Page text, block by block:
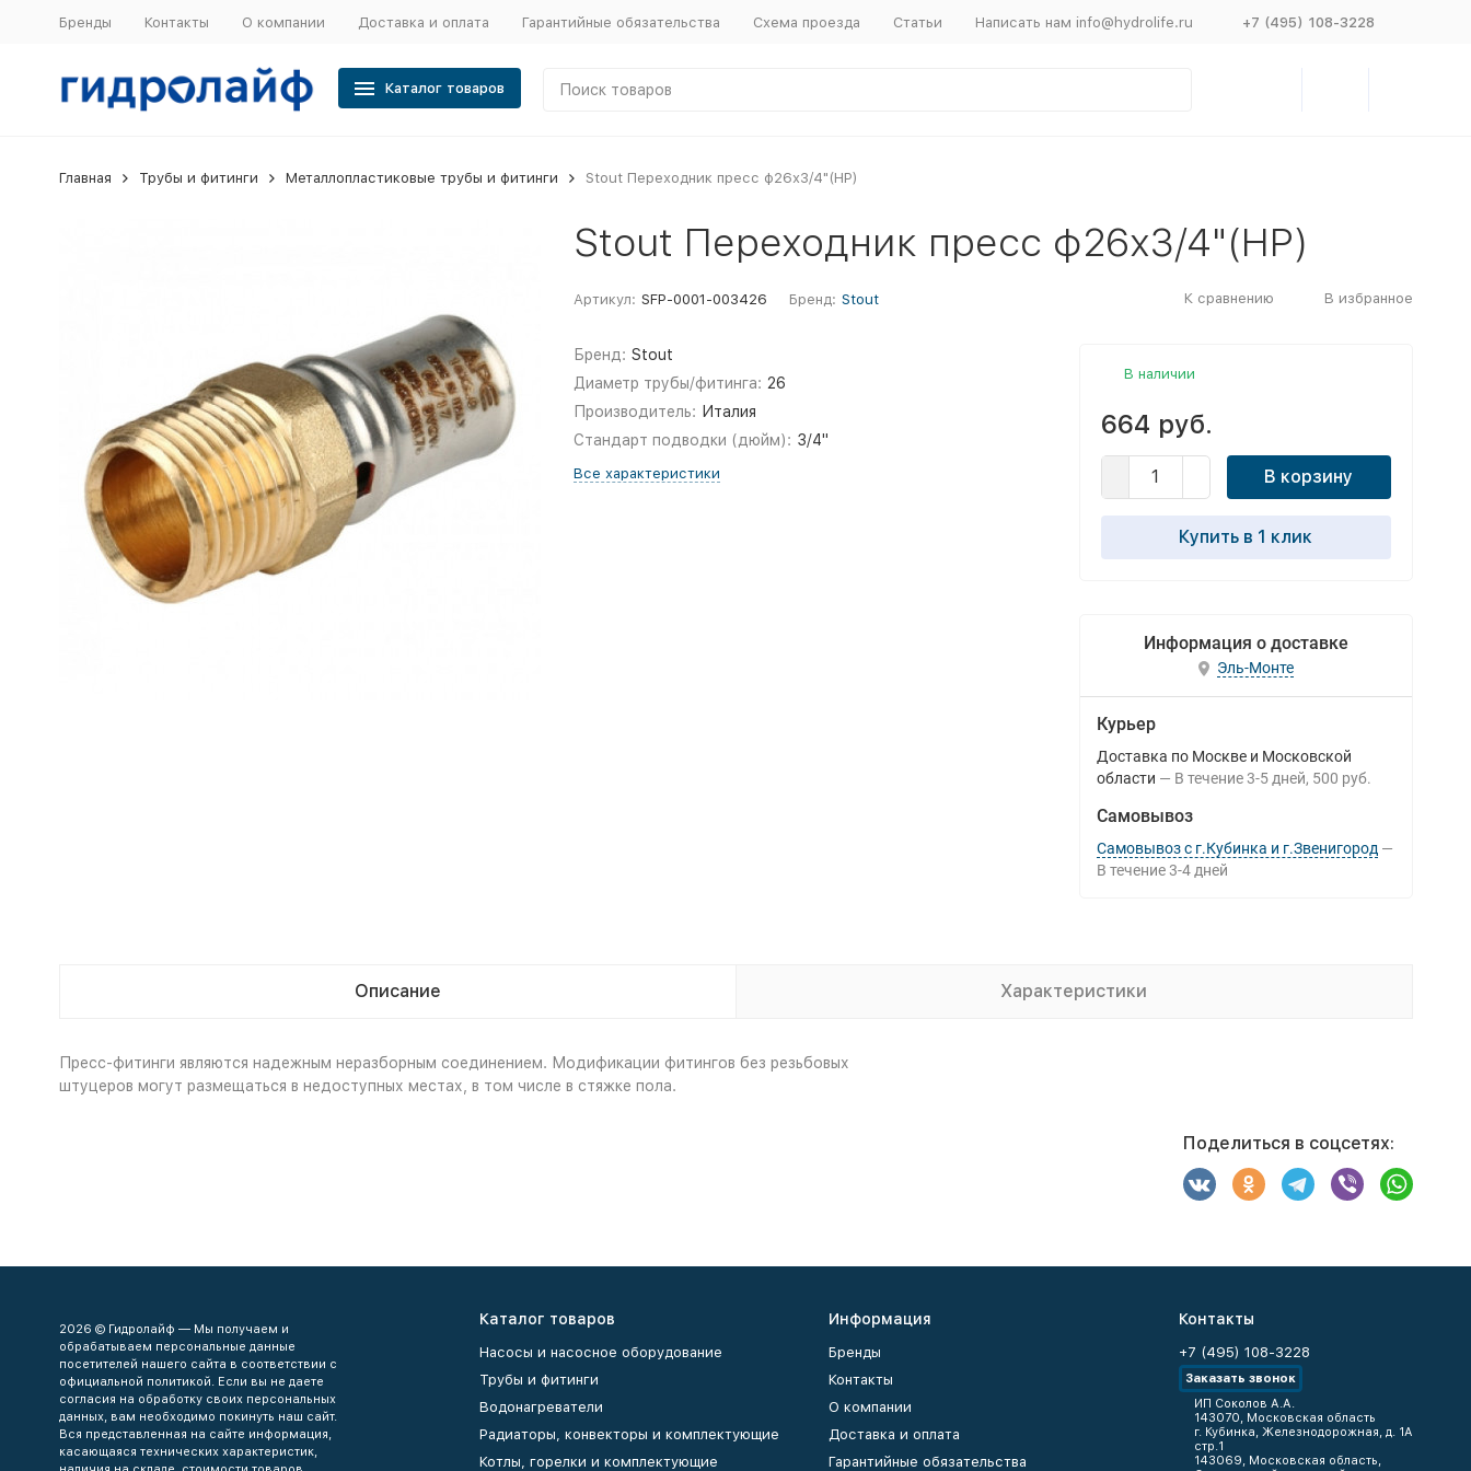
Бренды Контакты О компании Доставка и оплата Гарантийные обязательства Схема проезда Статьи Написать нам info@hydrolife.ru +7 (495) 108-3228
Каталог товаров
Главная Трубы и фитинги Металлопластиковые трубы и фитинги Stout Переходник пресс ф26х3/4"(НР)
Stout Переходник пресс ф26х3/4"(НР)
Артикул: SFP-0001-003426 Бренд: Stout К сравнению В избранное
Бренд: Stout
Диаметр трубы/фитинга: 26
Производитель: Италия
Стандарт подводки (дюйм): 3/4"
Все характеристики
В наличии
664 руб.
В корзину
Купить в 1 клик
Информация о доставке
Эль-Монте
Курьер
Доставка по Москве и Московской
области
В течение 3-5 дней 500 руб.
Самовывоз
Самовывоз с г.Кубинка и г.Звенигород
В течение 3-4 дней
Описание Характеристики
Пресс-фитинги являются надежным неразборным соединением. Модификации фитингов без резьбовых
штуцеров могут размещаться в недоступных местах, в том числе в стяжке пола.
Поделиться в соцсетях:
2026 © Гидролайф — Мы получаем и
обрабатываем персональные данные
посетителей нашего сайта в соответствии с
официальной политикой. Если вы не даете
согласия на обработку своих персональных
данных, вам необходимо покинуть наш сайт.
Вся представленная на сайте информация,
касающаяся технических характеристик,
Каталог товаров
Насосы и насосное оборудование
Трубы и фитинги
Водонагреватели
Радиаторы, конвекторы и комплектующие
Котлы, горелки и комплектующие
Информация
Бренды
Контакты
О компании
Доставка и оплата
Гарантийные обязательства
Контакты
+7 (495) 108-3228
Заказать звонок
ИП Соколов А.А.
143070, Московская область
г. Кубинка, Железнодорожная, д. 1А
стр.1
143069, Московская область,